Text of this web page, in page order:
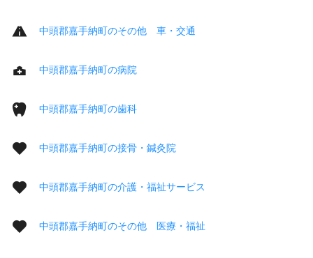
中頭郡嘉手納町のその他 車・交通
中頭郡嘉手納町の病院
中頭郡嘉手納町の歯科
中頭郡嘉手納町の接骨・鍼灸院
中頭郡嘉手納町の介護・福祉サービス
中頭郡嘉手納町のその他 医療・福祉